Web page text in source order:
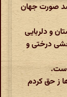
صورت جهان
و دلربایی
درختی و
است.
ز حق کردم